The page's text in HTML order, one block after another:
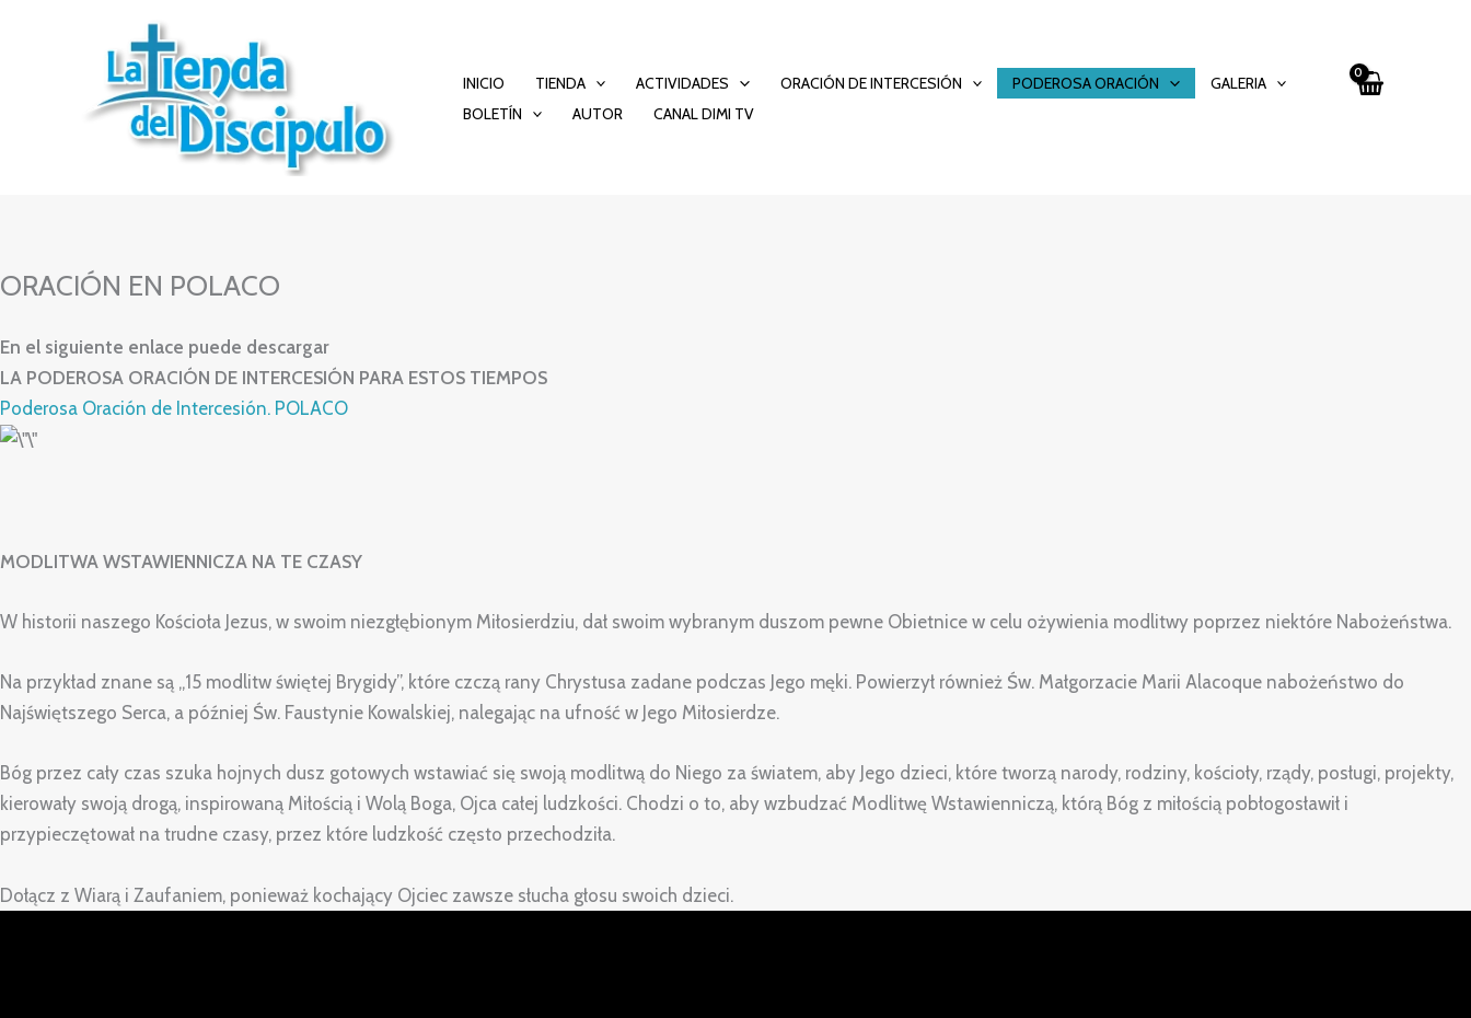
INICIO TIENDA ACTIVIDADES ORACIÓN DE INTERCESIÓN PODEROSA ORACIÓN
GALERIA
BOLETÍN
AUTOR CANAL DIMI TV
ORACIÓN EN POLACO
En el siguiente enlace puede descargar
LA PODEROSA ORACIÓN DE INTERCESIÓN PARA ESTOS TIEMPOS
Poderosa Oración de Intercesión. POLACO
MODLITWA WSTAWIENNICZA NA TE CZASY
W historii naszego Kościoła Jezus, w swoim niezgłębionym Miłosierdziu, dał swoim wybranym duszom pewne Obietnice w celu ożywienia modlitwy poprzez niektóre Nabożeństwa.
Na przykład znane są „15 modlitw świętej Brygidy”, które czczą rany Chrystusa zadane podczas Jego męki. Powierzył również Św. Małgorzacie Marii Alacoque nabożeństwo do
Najświętszego Serca, a później Św. Faustynie Kowalskiej, nalegając na ufność w Jego Miłosierdze.
Bóg przez cały czas szuka hojnych dusz gotowych wstawiać się swoją modlitwą do Niego za światem, aby Jego dzieci, które tworzą narody, rodziny, kościoły, rządy, posługi, projekty,
kierowały swoją drogą, inspirowaną Miłością i Wolą Boga, Ojca całej ludzkości. Chodzi o to, aby wzbudzać Modlitwę Wstawienniczą, którą Bóg z miłością pobłogosławił i
przypieczętował na trudne czasy, przez które ludzkość często przechodziła.
Dołącz z Wiarą i Zaufaniem, ponieważ kochający Ojciec zawsze słucha głosu swoich dzieci.